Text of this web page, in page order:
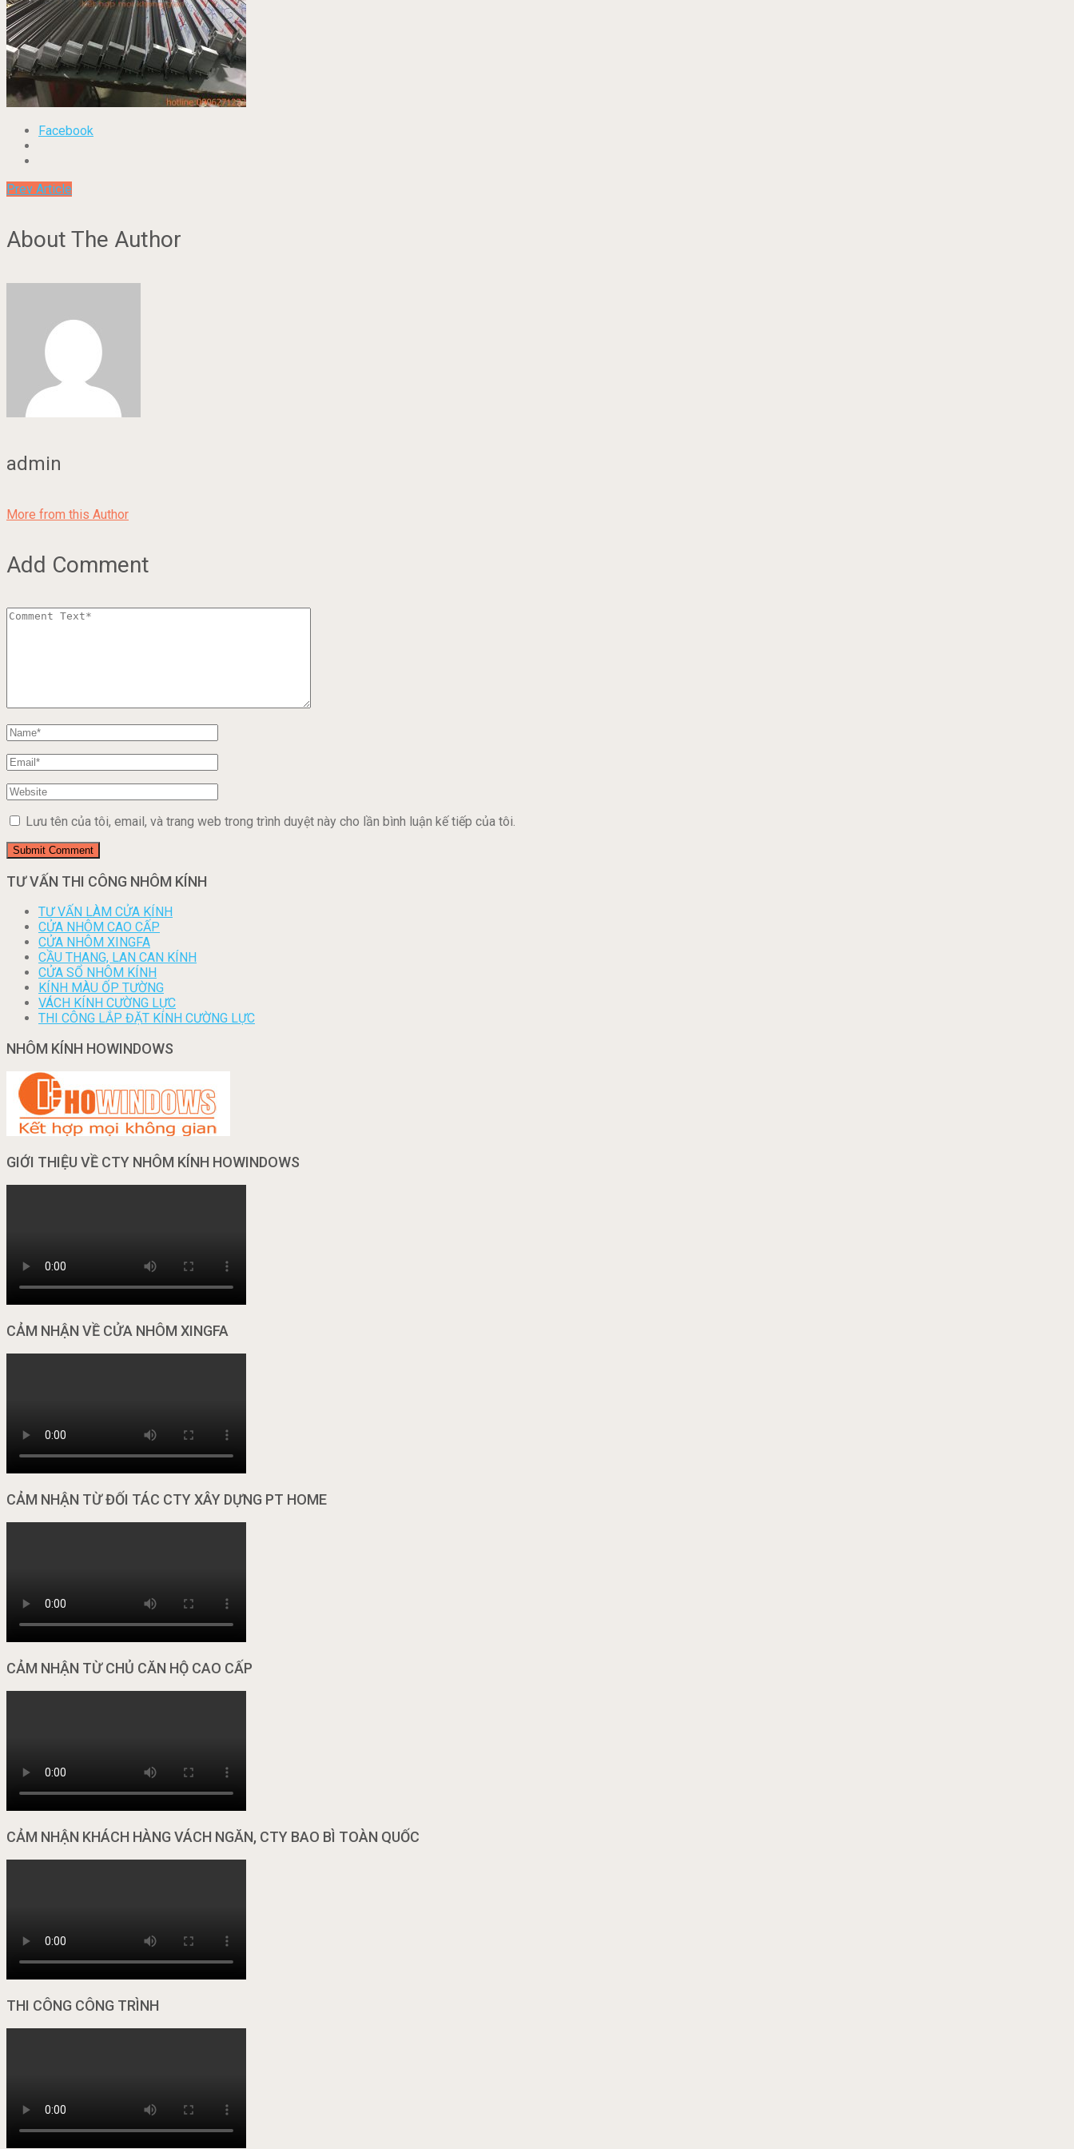
Facebook
Prev Article
About The Author
admin
More from this Author
Add Comment
Lưu tên của tôi, email, và trang web trong trình duyệt này cho lần bình luận kế tiếp của tôi.
TƯ VẤN THI CÔNG NHÔM KÍNH
TƯ VẤN LÀM CỬA KÍNH
CỬA NHÔM CAO CẤP
CỬA NHÔM XINGFA
CẦU THANG, LAN CAN KÍNH
CỬA SỔ NHÔM KÍNH
KÍNH MÀU ỐP TƯỜNG
VÁCH KÍNH CƯỜNG LỰC
THI CÔNG LẮP ĐẶT KÍNH CƯỜNG LỰC
NHÔM KÍNH HOWINDOWS
GIỚI THIỆU VỀ CTY NHÔM KÍNH HOWINDOWS
CẢM NHẬN VỀ CỬA NHÔM XINGFA
CẢM NHẬN TỪ ĐỐI TÁC CTY XÂY DỰNG PT HOME
CẢM NHẬN TỪ CHỦ CĂN HỘ CAO CẤP
CẢM NHẬN KHÁCH HÀNG VÁCH NGĂN, CTY BAO BÌ TOÀN QUỐC
THI CÔNG CÔNG TRÌNH